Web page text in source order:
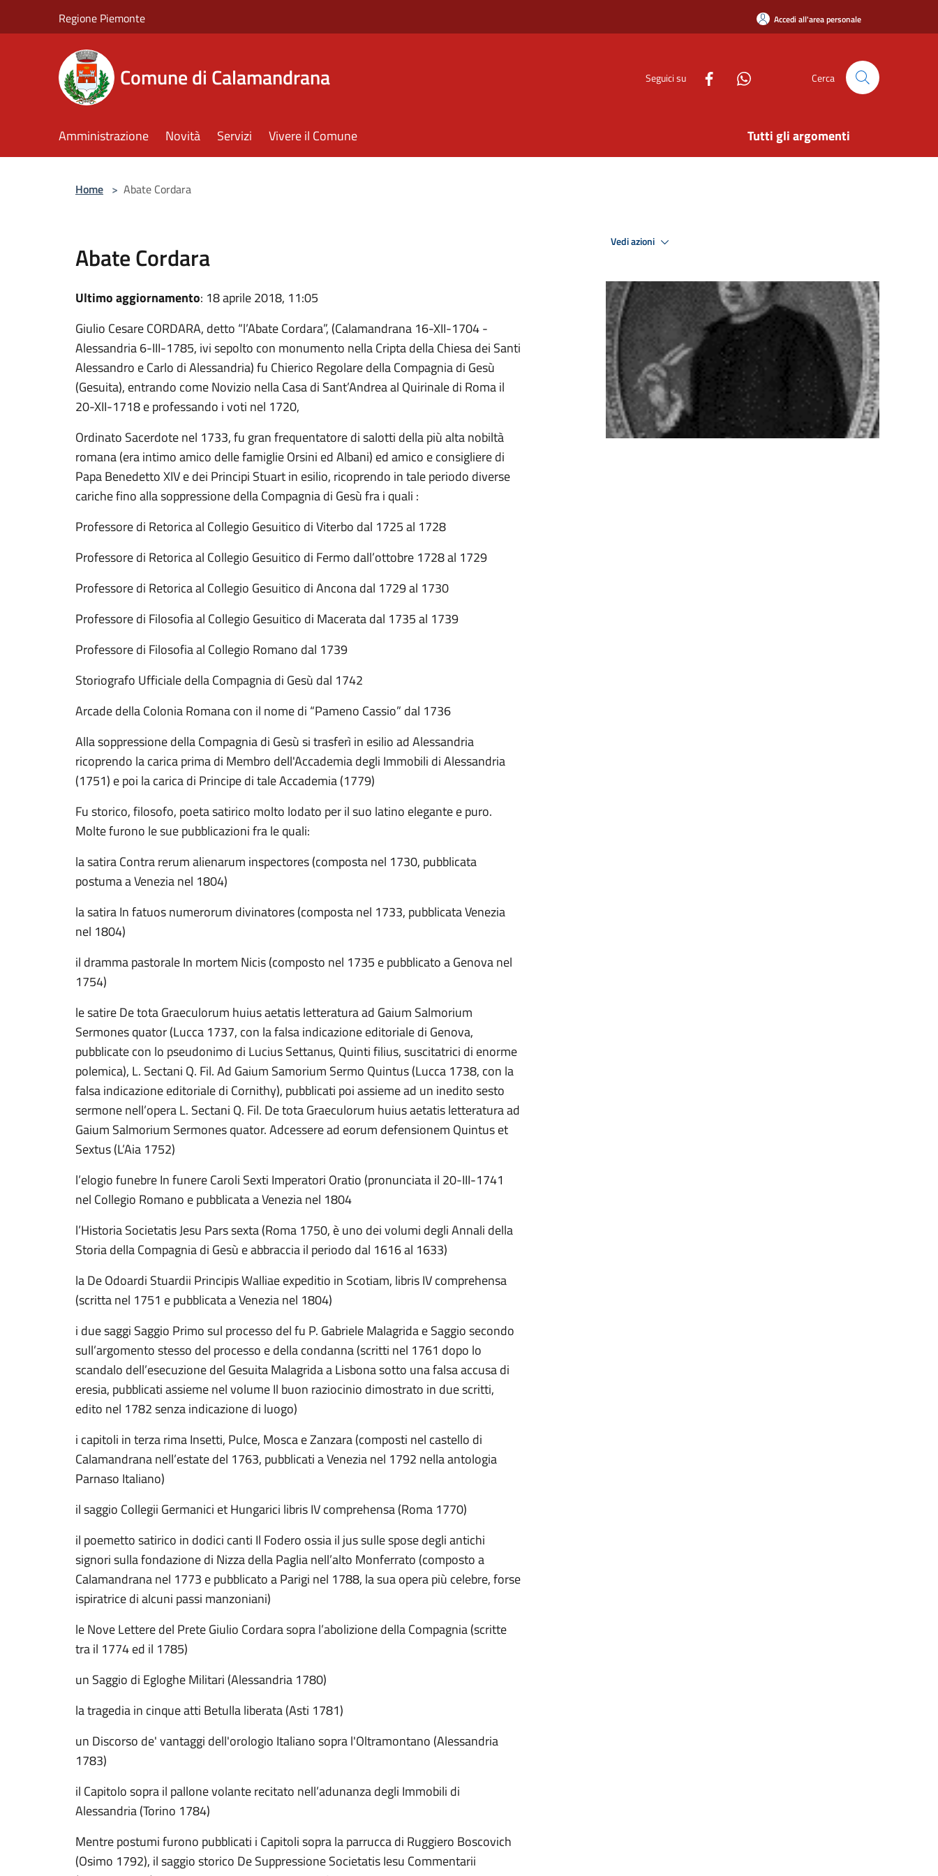
Regione Piemonte Accedi all'area personale
Comune di Calamandrana Seguici su Cerca
Amministrazione Novità Servizi Vivere il Comune Tutti gli argomenti
Home > Abate Cordara
Abate Cordara
Ultimo aggiornamento: 18 aprile 2018, 11:05
Giulio Cesare CORDARA, detto “l’Abate Cordara”, (Calamandrana 16-XII-1704 -
Alessandria 6-III-1785, ivi sepolto con monumento nella Cripta della Chiesa dei Santi
Alessandro e Carlo di Alessandria) fu Chierico Regolare della Compagnia di Gesù
(Gesuita), entrando come Novizio nella Casa di Sant’Andrea al Quirinale di Roma il
20-XII-1718 e professando i voti nel 1720,
Ordinato Sacerdote nel 1733, fu gran frequentatore di salotti della più alta nobiltà
romana (era intimo amico delle famiglie Orsini ed Albani) ed amico e consigliere di
Papa Benedetto XIV e dei Principi Stuart in esilio, ricoprendo in tale periodo diverse
cariche fino alla soppressione della Compagnia di Gesù fra i quali :
Professore di Retorica al Collegio Gesuitico di Viterbo dal 1725 al 1728
Professore di Retorica al Collegio Gesuitico di Fermo dall’ottobre 1728 al 1729
Professore di Retorica al Collegio Gesuitico di Ancona dal 1729 al 1730
Professore di Filosofia al Collegio Gesuitico di Macerata dal 1735 al 1739
Professore di Filosofia al Collegio Romano dal 1739
Storiografo Ufficiale della Compagnia di Gesù dal 1742
Arcade della Colonia Romana con il nome di “Pameno Cassio” dal 1736
Alla soppressione della Compagnia di Gesù si trasferì in esilio ad Alessandria
ricoprendo la carica prima di Membro dell'Accademia degli Immobili di Alessandria
(1751) e poi la carica di Principe di tale Accademia (1779)
Fu storico, filosofo, poeta satirico molto lodato per il suo latino elegante e puro.
Molte furono le sue pubblicazioni fra le quali:
la satira Contra rerum alienarum inspectores (composta nel 1730, pubblicata
postuma a Venezia nel 1804)
la satira In fatuos numerorum divinatores (composta nel 1733, pubblicata Venezia
nel 1804)
il dramma pastorale In mortem Nicis (composto nel 1735 e pubblicato a Genova nel
1754)
le satire De tota Graeculorum huius aetatis letteratura ad Gaium Salmorium
Sermones quator (Lucca 1737, con la falsa indicazione editoriale di Genova,
pubblicate con lo pseudonimo di Lucius Settanus, Quinti filius, suscitatrici di enorme
polemica), L. Sectani Q. Fil. Ad Gaium Samorium Sermo Quintus (Lucca 1738, con la
falsa indicazione editoriale di Cornithy), pubblicati poi assieme ad un inedito sesto
sermone nell’opera L. Sectani Q. Fil. De tota Graeculorum huius aetatis letteratura ad
Gaium Salmorium Sermones quator. Adcessere ad eorum defensionem Quintus et
Sextus (L’Aia 1752)
l’elogio funebre In funere Caroli Sexti Imperatori Oratio (pronunciata il 20-III-1741
nel Collegio Romano e pubblicata a Venezia nel 1804
l’Historia Societatis Jesu Pars sexta (Roma 1750, è uno dei volumi degli Annali della
Storia della Compagnia di Gesù e abbraccia il periodo dal 1616 al 1633)
la De Odoardi Stuardii Principis Walliae expeditio in Scotiam, libris IV comprehensa
(scritta nel 1751 e pubblicata a Venezia nel 1804)
i due saggi Saggio Primo sul processo del fu P. Gabriele Malagrida e Saggio secondo
sull’argomento stesso del processo e della condanna (scritti nel 1761 dopo lo
scandalo dell’esecuzione del Gesuita Malagrida a Lisbona sotto una falsa accusa di
eresia, pubblicati assieme nel volume Il buon raziocinio dimostrato in due scritti,
edito nel 1782 senza indicazione di luogo)
i capitoli in terza rima Insetti, Pulce, Mosca e Zanzara (composti nel castello di
Calamandrana nell’estate del 1763, pubblicati a Venezia nel 1792 nella antologia
Parnaso Italiano)
il saggio Collegii Germanici et Hungarici libris IV comprehensa (Roma 1770)
il poemetto satirico in dodici canti Il Fodero ossia il jus sulle spose degli antichi
signori sulla fondazione di Nizza della Paglia nell’alto Monferrato (composto a
Calamandrana nel 1773 e pubblicato a Parigi nel 1788, la sua opera più celebre, forse
ispiratrice di alcuni passi manzoniani)
le Nove Lettere del Prete Giulio Cordara sopra l’abolizione della Compagnia (scritte
tra il 1774 ed il 1785)
un Saggio di Egloghe Militari (Alessandria 1780)
la tragedia in cinque atti Betulla liberata (Asti 1781)
un Discorso de' vantaggi dell'orologio Italiano sopra l'Oltramontano (Alessandria
1783)
il Capitolo sopra il pallone volante recitato nell’adunanza degli Immobili di
Alessandria (Torino 1784)
Mentre postumi furono pubblicati i Capitoli sopra la parrucca di Ruggiero Boscovich
(Osimo 1792), il saggio storico De Suppressione Societatis Iesu Commentarii
Vedi azioni